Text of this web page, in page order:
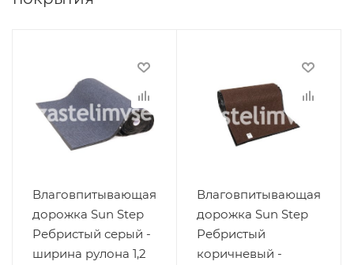
Влаговпитывающая
дорожка Sun Step
Ребристый серый -
ширина рулона 1,2
Влаговпитывающая
дорожка Sun Step
Ребристый
коричневый -